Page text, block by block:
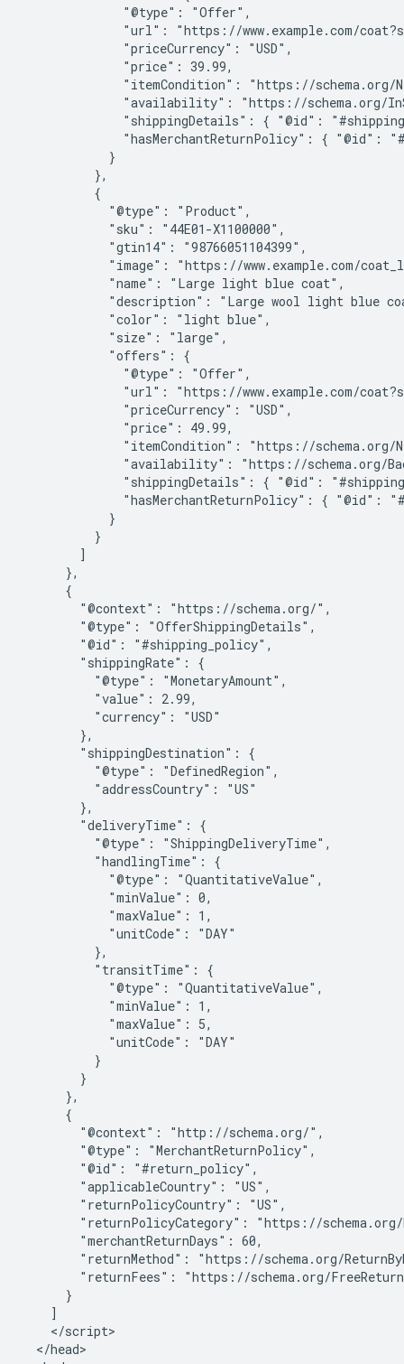
              "@type": "Offer",
"url": "https://www.example.com/
              "priceCurrency": "USD",
              "price": 39.99,
"itemCondition": "https://schema.org/
"availability": "https://schema.org/
"shippingDetails": { "@id":
"hasMerchantReturnPolicy": { "@id":
            }
          },
          {
            "@type": "Product",
            "sku": "44E01-X1100000",
            "gtin14": "98766051104399",
"image": "https://www.example.com/
            "name": "Large light blue coat",
"description": "Large wool light blue
            "color": "light blue",
            "size": "large",
            "offers": {
              "@type": "Offer",
"url": "https://www.example.com/
              "priceCurrency": "USD",
              "price": 49.99,
"itemCondition": "https://schema.org/
"availability": "https://schema.org/
"shippingDetails": { "@id":
"hasMerchantReturnPolicy": { "@id":
            }
          }
        ]
      },
      {
        "@context": "https://schema.org/",
        "@type": "OfferShippingDetails",
        "@id": "#shipping_policy",
        "shippingRate": {
          "@type": "MonetaryAmount",
          "value": 2.99,
          "currency": "USD"
        },
        "shippingDestination": {
          "@type": "DefinedRegion",
          "addressCountry": "US"
        },
        "deliveryTime": {
          "@type": "ShippingDeliveryTime",
          "handlingTime": {
            "@type": "QuantitativeValue",
            "minValue": 0,
            "maxValue": 1,
            "unitCode": "DAY"
          },
          "transitTime": {
            "@type": "QuantitativeValue",
            "minValue": 1,
            "maxValue": 5,
            "unitCode": "DAY"
          }
        }
      },
      {
        "@context": "http://schema.org/",
        "@type": "MerchantReturnPolicy",
        "@id": "#return_policy",
        "applicableCountry": "US",
        "returnPolicyCountry": "US",
"returnPolicyCategory": "https://
        "merchantReturnDays": 60,
"returnMethod": "https://schema.org/
"returnFees": "https://schema.org/
      }
    ]
    </script>
  </head>